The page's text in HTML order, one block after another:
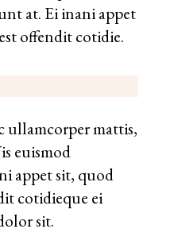
at. Ei inani appet
offendit cotidie.
ullamcorper mattis,
euismod
appet sit, quod
cotidieque ei
sit.